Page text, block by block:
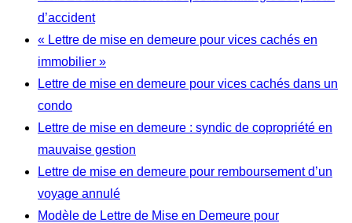
d’accident
« Lettre de mise en demeure pour vices cachés en
immobilier »
Lettre de mise en demeure pour vices cachés dans un
condo
Lettre de mise en demeure : syndic de copropriété en
mauvaise gestion
Lettre de mise en demeure pour remboursement d’un
voyage annulé
Modèle de Lettre de Mise en Demeure pour